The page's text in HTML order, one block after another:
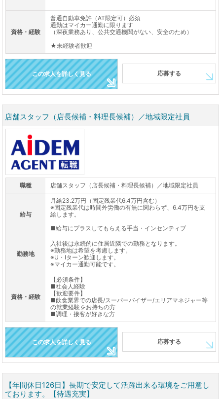
資格・経験
普通自動車免許（AT限定可）必須
通勤はマイカー通勤に限ります
（深夜業務あり、公共交通機関がない、安全のため）
★未経験者歓迎
この求人を詳しく見る 応募する
店舗スタッフ（店長候補・料理長候補）／地域限定社員
職種 店舗スタッフ（店長候補・料理長候補）／地域限定社員
給与
月給23.2万円（固定残業代6.4万円含む）
※固定残業代は時間外労働の有無に関わらず、6.4万円を支
給します。
■給与にプラスしてもらえる手当・インセンティブ
勤務地
入社後は永続的に住居近隣での勤務となります。
※勤務地は希望を考慮します。
※U・Iターン歓迎します。
※マイカー通勤可能です。
資格・経験
【必須条件】
■社会人経験
【歓迎要件】
■飲食業界での店長/スーパーバイザー/エリアマネジャー等
の就業経験をお持ちの方
■調理・接客が好きな方
この求人を詳しく見る 応募する
【年間休日126日】長期で安定して活躍出来る環境をご用意し
ております。【待遇充実】